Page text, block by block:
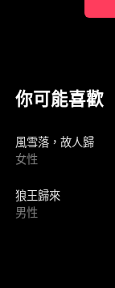
你可能喜歡
新上架
風雪落，故人歸
女性
新上架
狼王歸來
男性